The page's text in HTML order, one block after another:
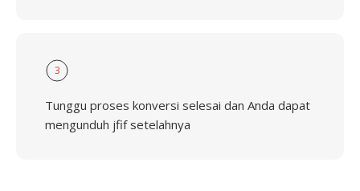
3
Tunggu proses konversi selesai dan Anda dapat
mengunduh jfif setelahnya